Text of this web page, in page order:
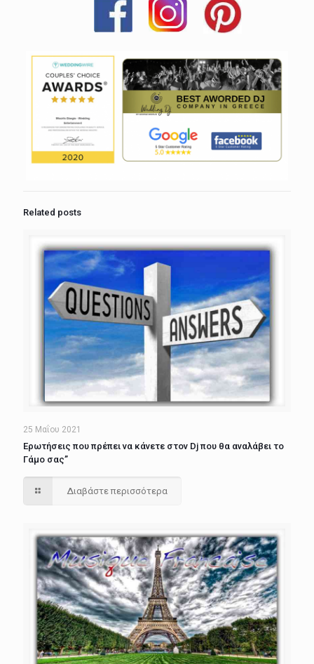
Related posts
25 Μαΐου 2021
Ερωτήσεις που πρέπει να κάνετε στον Dj που θα αναλάβει το
Γάμο σας”
Διαβάστε περισσότερα